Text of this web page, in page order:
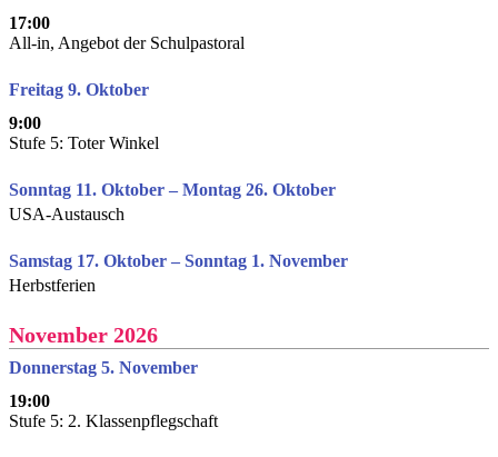
17:00
All-in, Angebot der Schulpastoral
Freitag 9. Oktober
9:00
Stufe 5: Toter Winkel
Sonntag 11. Oktober – Montag 26. Oktober
USA-Austausch
Samstag 17. Oktober – Sonntag 1. November
Herbstferien
November 2026
Donnerstag 5. November
19:00
Stufe 5: 2. Klassenpflegschaft